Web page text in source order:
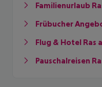
Familienurlaub
Frübucher
Flug & Hotel Ras
Pauschalreisen